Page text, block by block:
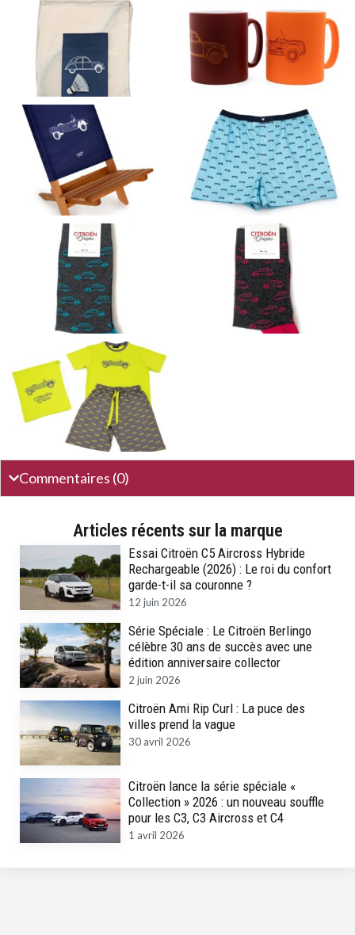
Commentaires (0)
Articles récents sur la marque
Essai Citroën C5 Aircross Hybride
Rechargeable (2026) : Le roi du confort
garde-t-il sa couronne ?
12 juin 2026
Série Spéciale : Le Citroën Berlingo
célèbre 30 ans de succès avec une
édition anniversaire collector
2 juin 2026
Citroën Ami Rip Curl : La puce des
villes prend la vague
30 avril 2026
Citroën lance la série spéciale «
Collection » 2026 : un nouveau souffle
pour les C3, C3 Aircross et C4
1 avril 2026